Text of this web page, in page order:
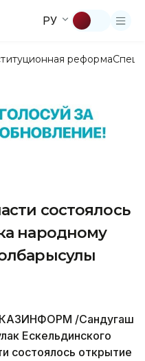
РУ
реформа
состоялось
народному
/Сандугаш
Ескельдинского
состоялось открытие